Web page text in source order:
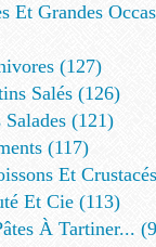
Et Grandes
(127)
Salés (126)
Salades (121)
(117)
Et
Et Cie (113)
À Tartiner...